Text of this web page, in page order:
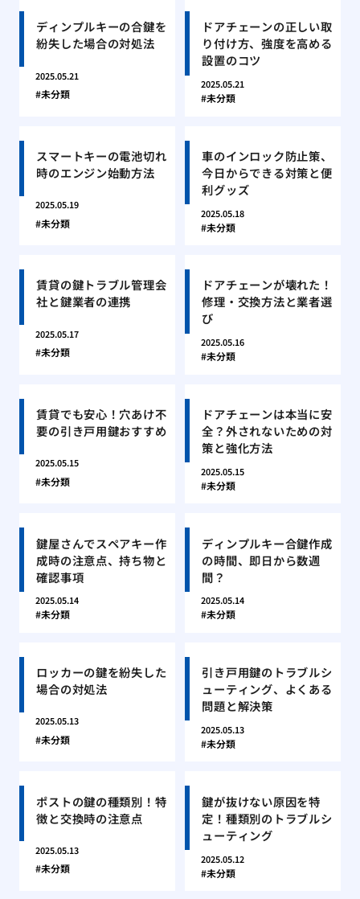
ディンプルキーの合鍵を
紛失した場合の対処法
2025.05.21
未分類
ドアチェーンの正しい取
り付け方、強度を高める
設置のコツ
2025.05.21
未分類
スマートキーの電池切れ
時のエンジン始動方法
2025.05.19
未分類
車のインロック防止策、
今日からできる対策と便
利グッズ
2025.05.18
未分類
賃貸の鍵トラブル管理会
社と鍵業者の連携
2025.05.17
未分類
ドアチェーンが壊れた！
修理・交換方法と業者選
び
2025.05.16
未分類
賃貸でも安心！穴あけ不
要の引き戸用鍵おすすめ
2025.05.15
未分類
ドアチェーンは本当に安
全？外されないための対
策と強化方法
2025.05.15
未分類
鍵屋さんでスペアキー作
成時の注意点、持ち物と
確認事項
2025.05.14
未分類
ディンプルキー合鍵作成
の時間、即日から数週
間？
2025.05.14
未分類
ロッカーの鍵を紛失した
場合の対処法
2025.05.13
未分類
引き戸用鍵のトラブルシ
ューティング、よくある
問題と解決策
2025.05.13
未分類
ポストの鍵の種類別！特
徴と交換時の注意点
2025.05.13
未分類
鍵が抜けない原因を特
定！種類別のトラブルシ
ューティング
2025.05.12
未分類